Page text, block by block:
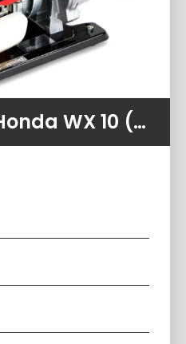
Motopompa Honda WX 10 (120 l/min 3,7 atm)